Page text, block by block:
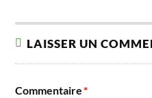
LAISSER UN
Commentaire*